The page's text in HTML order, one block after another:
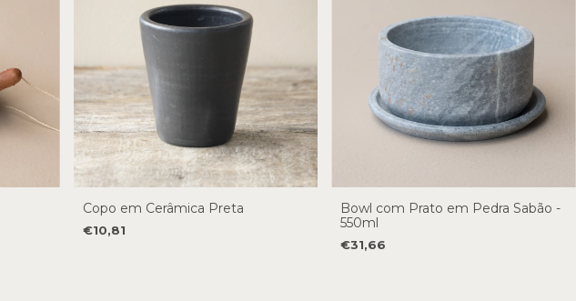
Copo em Cerâmica Preta
€10,81
Bowl com Prato em Pedra Sabão -
550ml
€31,66